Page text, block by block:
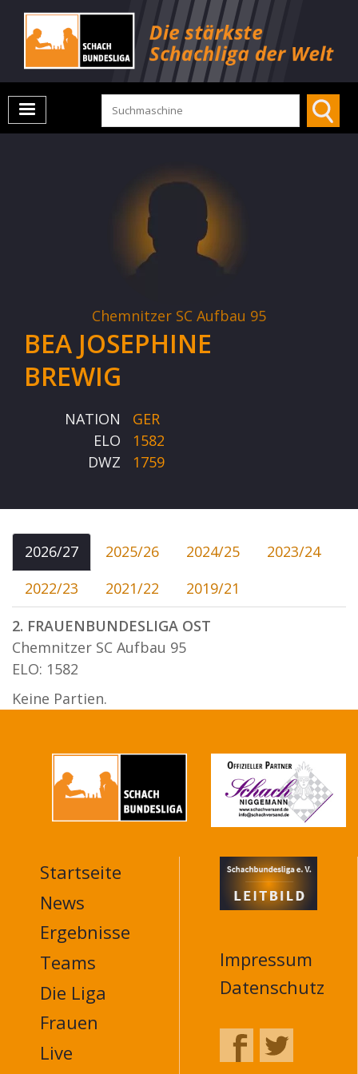
Chemnitzer SC Aufbau 95
BEA JOSEPHINE
BREWIG
NATION
GER
ELO
1582
DWZ
1759
2026/27 2025/26 2024/25
2023/24
2022/23
2021/22
2019/21
2. FRAUENBUNDESLIGA OST
Chemnitzer SC Aufbau 95
ELO: 1582
Keine Partien.
MAIN
NAVIGATION
FOOTER
Startseite
News
Ergebnisse
Teams
Die Liga
Frauen
Live
Impressum
Datenschutz